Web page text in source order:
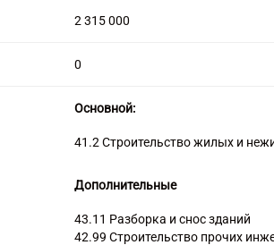
2 315 000
0
Основной:
41.2 Строительство жилых и
Дополнительные
43.11 Разборка и снос зданий
42.99 Строительство прочих